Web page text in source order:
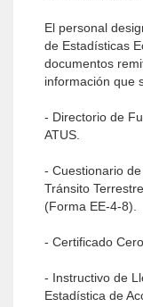
El personal
de Estadísticas
documentos
información que
- Directorio de
ATUS.
- Cuestionario
Tránsito
(Forma EE-4-8).
- Certificado
- Instructivo de
Estadística de